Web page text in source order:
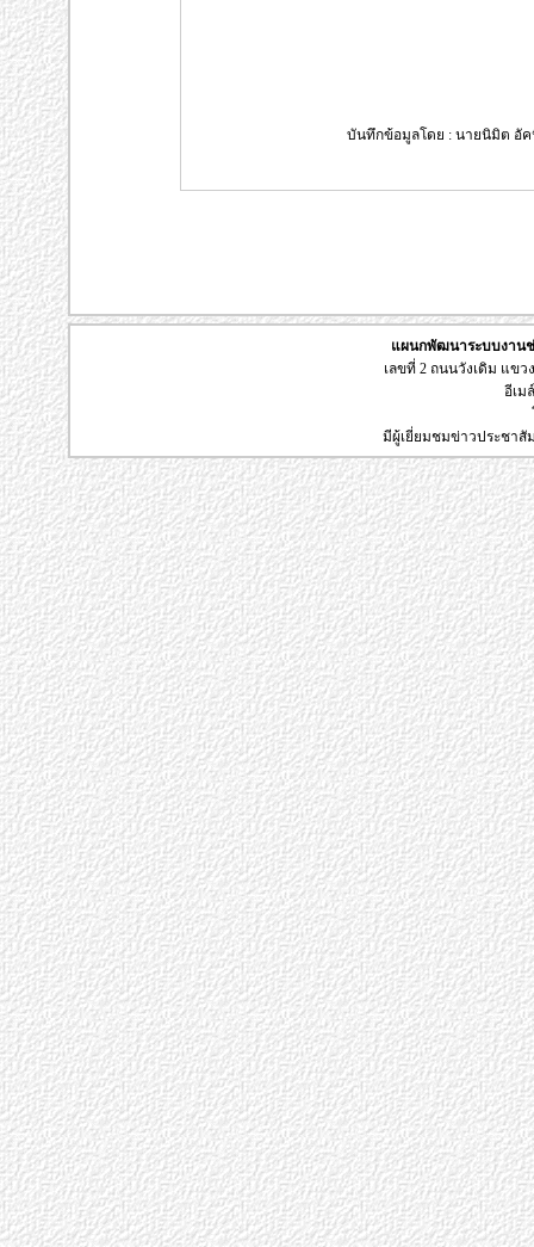
บันทึกข้อมูลโดย : นายนิมิต อัค
แผนกพัฒนาระบบงานช่
เลขที่ 2 ถนนวังเดิม แขว
อีเม
มีผู้เยี่ยมชมข่าวประชา